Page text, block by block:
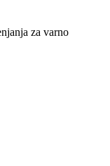
za varno